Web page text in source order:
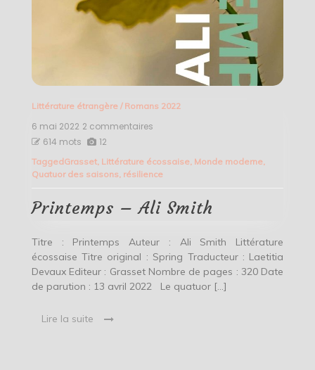
Littérature étrangère/ Romans 2022
6 mai 2022 2 commentaires
Ali
Smith
614 mots 12
TaggedGrasset, Littérature écossaise, Monde moderne,
Quatuor des saisons, résilience
Printemps – Ali Smith
Titre : Printemps Auteur : Ali Smith Littérature
écossaise Titre original : Spring Traducteur : Laetitia
Devaux Editeur : Grasset Nombre de pages : 320 Date
de parution : 13 avril 2022 Le quatuor […]
Lire la suite